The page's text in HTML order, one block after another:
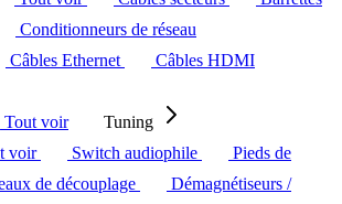
Conditionneurs de réseau
Câbles Ethernet
Câbles HDMI
Tout voir
Tuning
voir Switch audiophile
Pieds de
de découplage
Démagnétiseurs /